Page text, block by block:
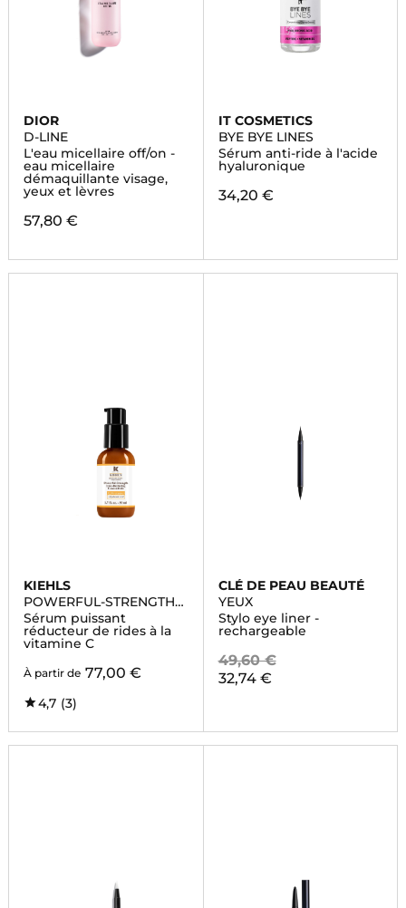
DIOR
D-LINE
L'eau micellaire off/on -
eau micellaire
démaquillante visage,
yeux et lèvres
57,80 €
IT COSMETICS
BYE BYE LINES
Sérum anti-ride à l'acide
hyaluronique
34,20 €
KIEHLS
POWERFUL-STRENGTH
LINE-REDUCING
Sérum puissant
réducteur de rides à la
vitamine C
À partir de 77,00 €
4,7 (3)
CLÉ DE PEAU BEAUTÉ
YEUX
Stylo eye liner -
rechargeable
49,60 €
32,74 €